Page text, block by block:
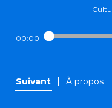
00:00
Suivant À propos